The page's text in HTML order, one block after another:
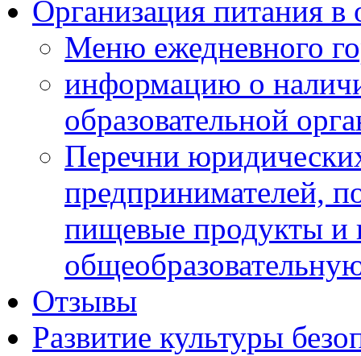
Организация питания в
Меню ежедневного
информацию о
образовательной
Перечни
предпринимателей,
пищевые продукты и
Отзывы
Развитие культуры